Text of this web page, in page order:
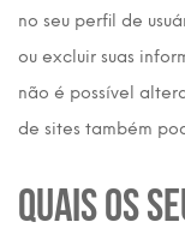
no seu perfil de
ou excluir suas
não é possível
de sites também
Quais os